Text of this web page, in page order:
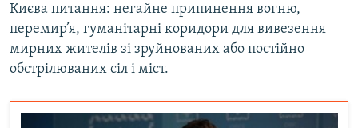
Києва питання: негайне припинення вогню,
перемир’я, гуманітарні коридори для вивезення
мирних жителів зі зруйнованих або постійно
обстрілюваних сіл і міст.